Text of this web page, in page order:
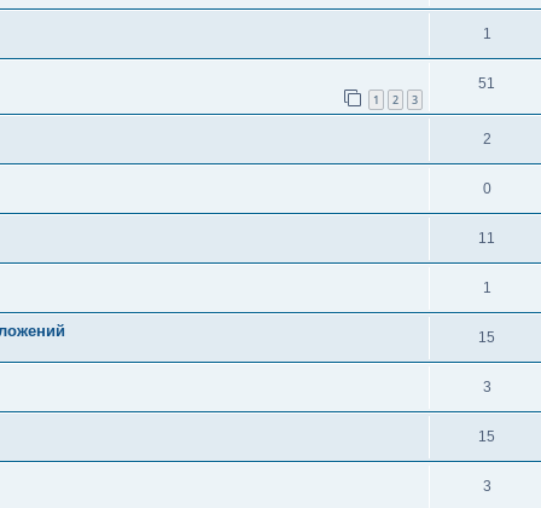
1
1 2 3
51
2
0
11
1
15
3
15
3